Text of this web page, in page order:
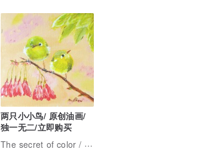
两只小小鸟/ 原创油画/
独一无二/立即购买
The secret of color / 原创油画